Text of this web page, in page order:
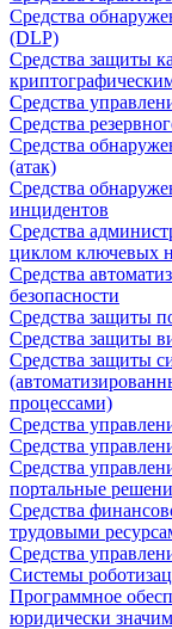
Средства
(DLP)
Средства защиты
Средства
Средства
Средства
(атак)
Средства
инцидентов
Средства
циклом ключевых
Средства
безопасности
Средства защиты
Средства защиты
Средства защиты
процессами)
Средства
Средства
Средства
портальные
Средства
трудовыми
Средства
Системы
Программное
юридически